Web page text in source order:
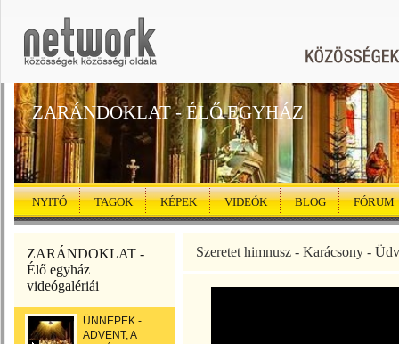
ZARÁNDOKLAT - ÉLŐ EGYHÁZ
NYITÓ TAGOK KÉPEK VIDEÓK BLOG FÓRUM
ZARÁNDOKLAT -
Élő egyház
videógalériái
ÜNNEPEK -
ADVENT, A
Szeretet himnusz - Karácsony -